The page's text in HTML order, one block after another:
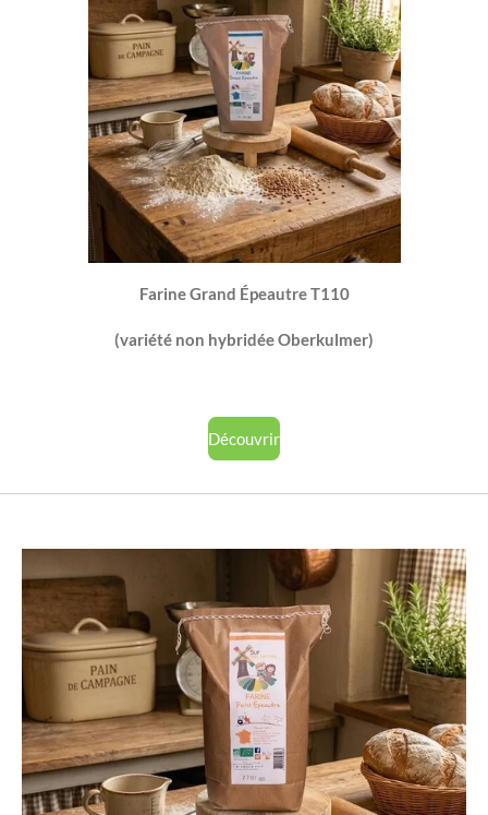
Farine Grand Épeautre T110
(variété non hybridée Oberkulmer)
Découvrir